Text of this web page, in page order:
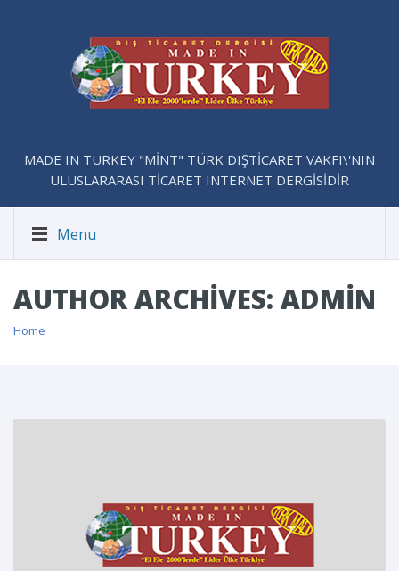
MADE IN TURKEY "MİNT" TÜRK DIŞTİCARET VAKFI\'NIN
ULUSLARARASI TİCARET INTERNET DERGİSİDİR
Menu
AUTHOR ARCHIVES: ADMIN
Home